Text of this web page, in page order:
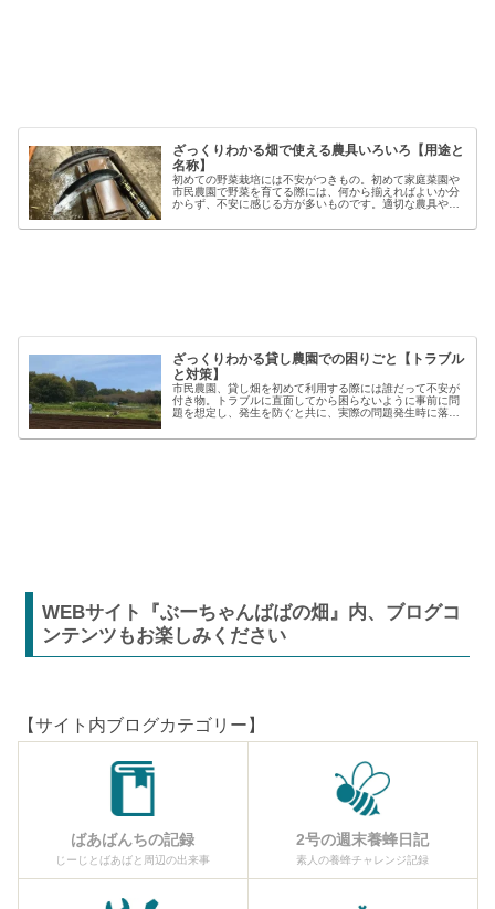
ざっくりわかる畑で使える農具いろいろ【用途と
名称】
初めての野菜栽培には不安がつきもの。初めて家庭菜園や
市民農園で野菜を育てる際には、何から揃えればよいか分
からず、不安に感じる方が多いものです。適切な農具や資
しますが、種類も多く、初心者には...
ざっくりわかる貸し農園での困りごと【トラブル
と対策】
市民農園、貸し畑を初めて利用する際には誰だって不安が
付き物。トラブルに直面してから困らないように事前に問
題を想定し、発生を防ぐと共に、実際の問題発生時に落ち
【困った】と【トラブル】困りごとト...
WEBサイト『ぶーちゃんばばの畑』内、ブログコ
ンテンツもお楽しみください
【サイト内ブログカテゴリー】
ばあばんちの記録
じーじとばあばと周辺の出来事
2号の週末養蜂日記
素人の養蜂チャレンジ記録